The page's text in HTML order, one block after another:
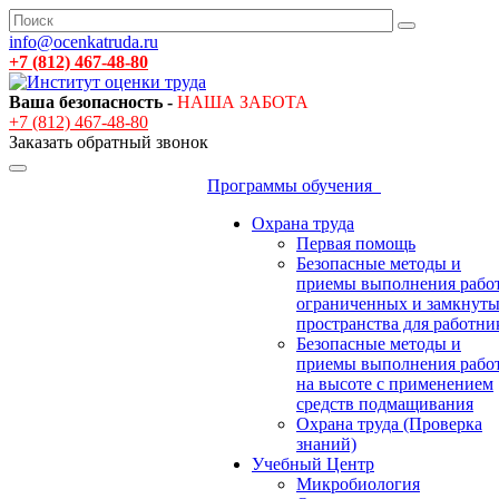
info@ocenkatruda.ru
+7 (812) 467-48-80
Ваша безопасность - НАША ЗАБОТА
+7 (812) 467-48-80
Заказать обратный звонок
Программы обучения
Охрана труда
Первая помощь
Безопасные методы и
приемы выполнения
ограниченных и
пространства для
Безопасные методы и
приемы выполнения
на высоте с применением
средств подмащивания
Охрана труда (Проверка
знаний)
Учебный Центр
Микробиология